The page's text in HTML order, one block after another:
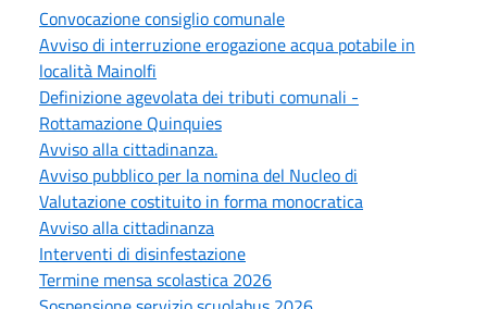
Convocazione consiglio comunale
Avviso di interruzione erogazione acqua potabile in
località Mainolfi
Definizione agevolata dei tributi comunali -
Rottamazione Quinquies
Avviso alla cittadinanza.
Avviso pubblico per la nomina del Nucleo di
Valutazione costituito in forma monocratica
Avviso alla cittadinanza
Interventi di disinfestazione
Termine mensa scolastica 2026